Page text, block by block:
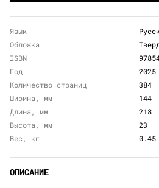
Язык
Обложка
ISBN
Год
2025
Количество страниц
384
Ширина, мм
144
Длина, мм
218
Высота, мм
23
Вес, кг
0.45
ОПИСАНИЕ